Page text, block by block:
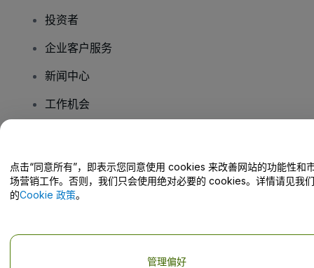
投资者
企业客户服务
新闻中心
工作机会
帮助中心 / 联系我们
点击“同意所有”，即表示您同意使用 cookies 来改善网站的功能性和
场营销工作。否则，我们只会使用绝对必要的 cookies。详情请见我们
的Cookie 政策。
管理偏好